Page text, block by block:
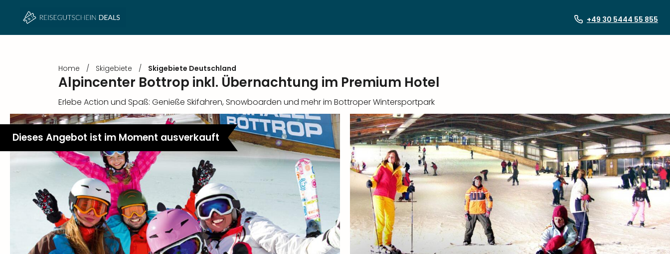
+49 30 5444 55 855
Home / Skigebiete / Skigebiete Deutschland
Alpincenter Bottrop inkl. Übernachtung im Premium Hotel
Erlebe Action und Spaß: Genieße Skifahren, Snowboarden und mehr im Bottroper Wintersportpark
Dieses Angebot ist im Moment ausverkauft